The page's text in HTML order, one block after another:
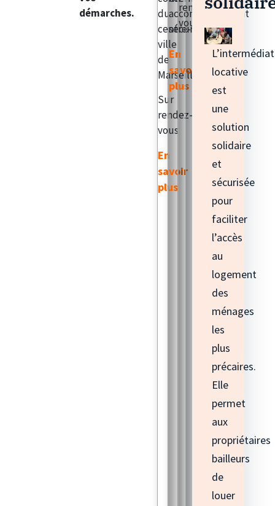
démarches.
du
centre-
ville
de
Marseille.
Sur
rendez-
vous
En
savoir
plus
accompagnement
sécurisé.
En
savoir
plus
rendez-
vous
locative
est
une
solution
solidaire
et
sécurisée
pour
faciliter
l’accès
au
logement
des
ménages
les
plus
précaires.
Elle
permet
aux
propriétaires
bailleurs
de
louer